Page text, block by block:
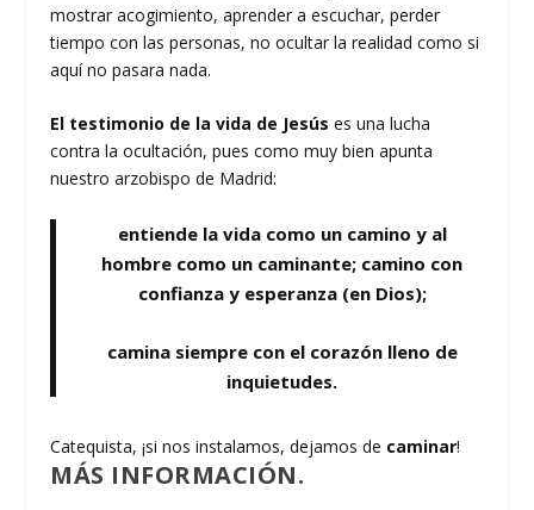
mostrar acogimiento, aprender a escuchar, perder
tiempo con las personas, no ocultar la realidad como si
aquí no pasara nada.
El testimonio de la vida de Jesús es una lucha
contra la ocultación, pues como muy bien apunta
nuestro arzobispo de Madrid:
entiende la vida como un camino y al
hombre como un caminante; camino con
confianza y esperanza (en Dios);
camina siempre con el corazón lleno de
inquietudes.
Catequista, ¡si nos instalamos, dejamos de caminar!
MÁS INFORMACIÓN.